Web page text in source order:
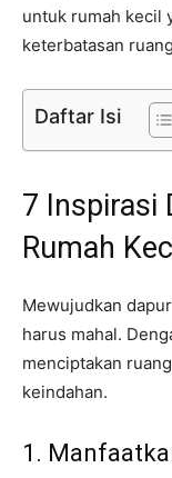
untuk rumah kecil
keterbatasan
Daftar Isi
7 Inspirasi
Rumah
Mewujudkan
harus mahal.
menciptakan
keindahan.
1.